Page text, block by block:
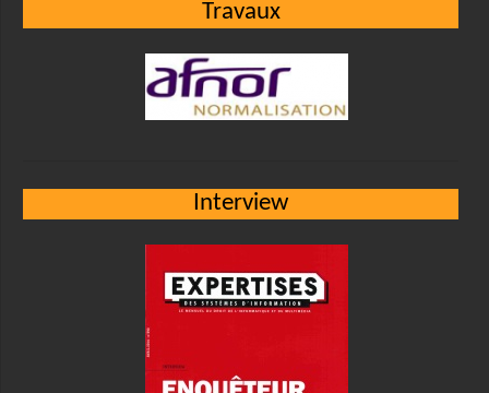
Travaux
Interview